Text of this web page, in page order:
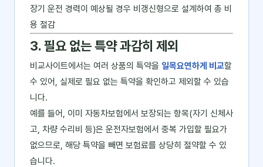
장기 운전 경력이 예상될 경우 비갱신형으로 설계하여 총 비
용 절감
3. 필요 없는 특약 과감히 제외
비교사이트에서는 여러 상품의 특약을 일목요연하게 비교할
수 있어, 실제로 필요 없는 특약을 확인하고 제외할 수 있습
니다.
예를 들어, 이미 자동차보험에서 보장되는 항목(자기 신체사
고, 차량 수리비 등)은 운전자보험에서 중복 가입할 필요가
없으므로, 해당 특약을 빼면 보험료를 상당히 절약할 수 있
습니다.